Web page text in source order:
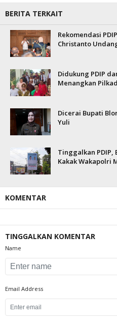
BERITA TERKAIT
Rekomendasi
Christanto
Didukung PDIP
Menangkan
Dicerai Bupati
Yuli
Tinggalkan PDIP,
Kakak Wakapolri
KOMENTAR
TINGGALKAN KOMENTAR
Name
Email Address